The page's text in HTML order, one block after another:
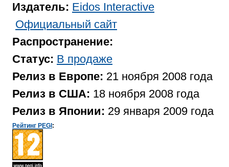
Издатель: Eidos Interactive
Официальный сайт
Распространение:
Статус: В продаже
Релиз в Европе: 21 ноября 2008 года
Релиз в США: 18 ноября 2008 года
Релиз в Японии: 29 января 2009 года
Рейтинг PEGI :